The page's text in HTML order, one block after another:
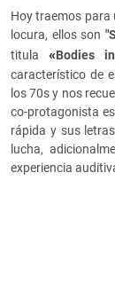
Hoy traemos para
locura, ellos son
titula«Bodies
característico de
los 70s y nos
co-protagonista
rápida y sus
lucha,
experiencia